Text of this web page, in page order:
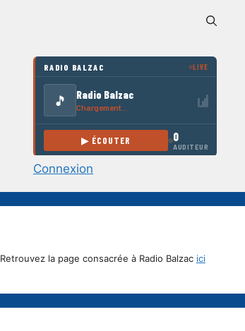
Connexion
Retrouvez la page consacrée à Radio Balzac ici